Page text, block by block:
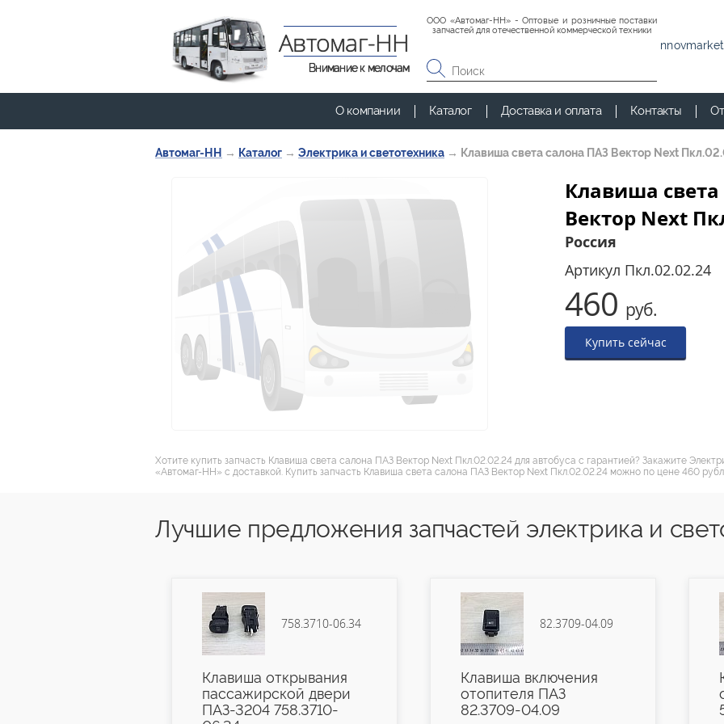
Автомаг-НН → Каталог → Электрика и светотехника → Клавиша света салона ПАЗ Вектор Next
Клавиша
Вектор Next
Россия
Артикул Пкл.02.02.24
460 руб.
Купить сейчас
Хотите купить запчасть Клавиша света салона ПАЗ Вектор Next Пкл.02.02.24 для автобуса с гарантией? Закажите
«Автомаг-НН» с доставкой. Купить запчасть Клавиша света салона ПАЗ Вектор Next Пкл.02.02.24 можно по цене 460
Лучшие предложения запчастей электрика и
758.3710-06.34
Клавиша открывания
пассажирской двери
ПАЗ-3204 758.3710-
82.3709-04.09
Клавиша включения
отопителя ПАЗ
82.3709-04.09
Автомаг-НН
Внимание к мелочам
ООО «Автомаг-НН» - Оптовые и розничные поставки
запчастей для отечественной коммерческой техники
nnovmarket
О компании Каталог Доставка и оплата Контакты